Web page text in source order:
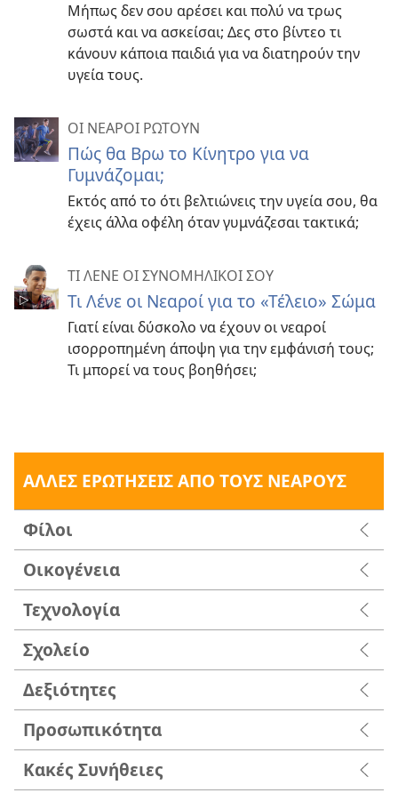
Μήπως δεν σου αρέσει και πολύ να τρως
σωστά και να ασκείσαι; Δες στο βίντεο τι
κάνουν κάποια παιδιά για να διατηρούν την
υγεία τους.
ΟΙ ΝΕΑΡΟΙ ΡΩΤΟΥΝ
Πώς θα Βρω το Κίνητρο για να
Γυμνάζομαι;
Εκτός από το ότι βελτιώνεις την υγεία σου, θα
έχεις άλλα οφέλη όταν γυμνάζεσαι τακτικά;
ΤΙ ΛΕΝΕ ΟΙ ΣΥΝΟΜΗΛΙΚΟΙ ΣΟΥ
Τι Λένε οι Νεαροί για το «Τέλειο» Σώμα
Γιατί είναι δύσκολο να έχουν οι νεαροί
ισορροπημένη άποψη για την εμφάνισή τους;
Τι μπορεί να τους βοηθήσει;
ΑΛΛΕΣ ΕΡΩΤΗΣΕΙΣ ΑΠΟ ΤΟΥΣ ΝΕΑΡΟΥΣ
Φίλοι
Οικογένεια
Τεχνολογία
Σχολείο
Δεξιότητες
Προσωπικότητα
Κακές Συνήθειες